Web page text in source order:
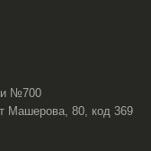
№700
Машерова, 80, код 369